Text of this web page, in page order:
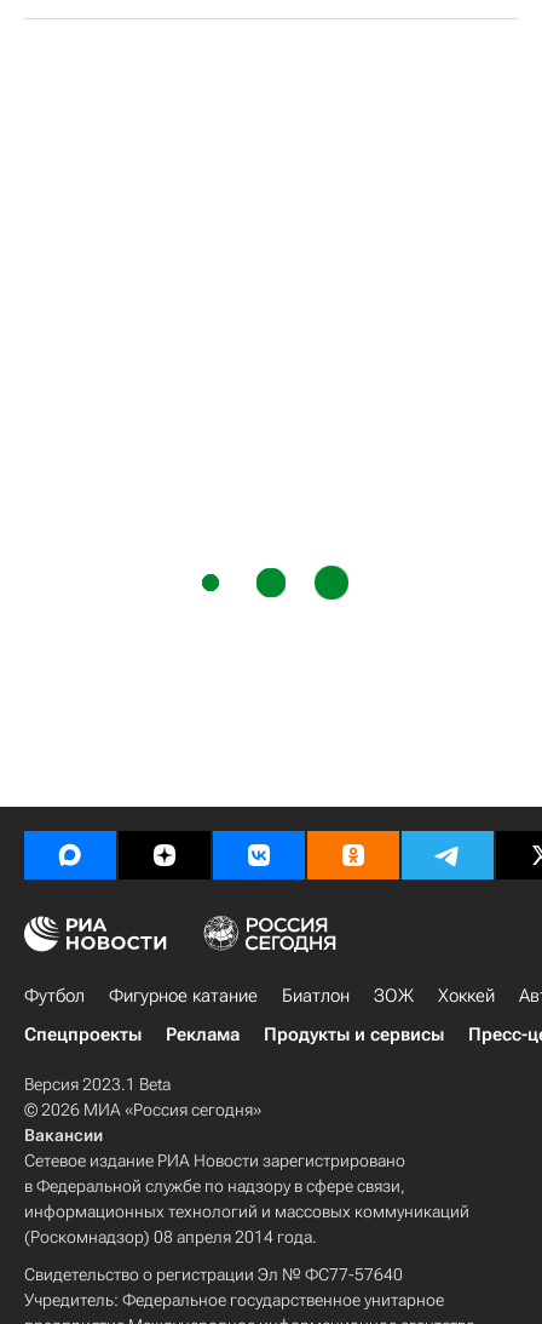
Футбол Фигурное катание Биатлон ЗОЖ Хоккей
Спецпроекты
Реклама Продукты и сервисы Пресс-
Версия 2023.1 Beta
© 2026 МИА «Россия сегодня»
Вакансии
Сетевое издание РИА Новости зарегистрировано
в Федеральной службе по надзору в сфере связи,
информационных технологий и массовых коммуникаций
(Роскомнадзор) 08 апреля 2014 года.
Свидетельство о регистрации Эл № ФС77-57640
Учредитель: Федеральное государственное унитарное